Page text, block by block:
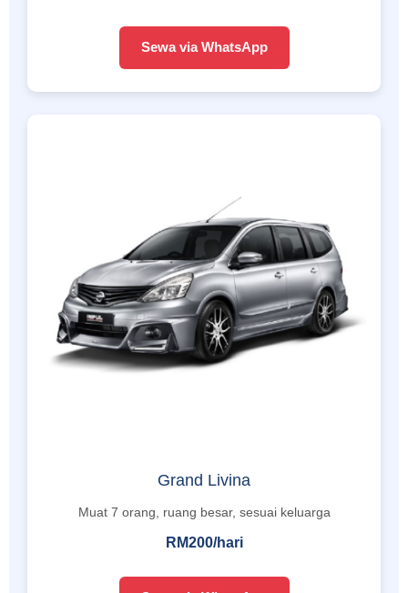
Sewa via WhatsApp
Grand Livina
Muat 7 orang, ruang besar, sesuai keluarga
RM200/hari